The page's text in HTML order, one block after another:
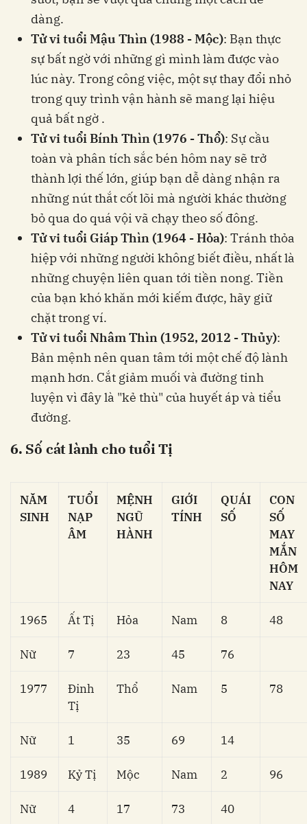
dàng.
Tử vi tuổi Mậu Thìn (1988 - Mộc): Bạn thực
sự bất ngờ với những gì mình làm được vào
lúc này. Trong công việc, một sự thay đổi nhỏ
trong quy trình vận hành sẽ mang lại hiệu
quả bất ngờ .
Tử vi tuổi Bính Thìn (1976 - Thổ): Sự cầu
toàn và phân tích sắc bén hôm nay sẽ trở
thành lợi thế lớn, giúp bạn dễ dàng nhận ra
những nút thắt cốt lõi mà người khác thường
bỏ qua do quá vội vã chạy theo số đông.
Tử vi tuổi Giáp Thìn (1964 - Hỏa): Tránh thỏa
hiệp với những người không biết điều, nhất là
những chuyện liên quan tới tiền nong. Tiền
của bạn khó khăn mới kiếm được, hãy giữ
chặt trong ví.
Tử vi tuổi Nhâm Thìn (1952, 2012 - Thủy):
Bản mệnh nên quan tâm tới một chế độ lành
mạnh hơn. Cắt giảm muối và đường tinh
luyện vì đây là "kẻ thù" của huyết áp và tiểu
đường.
6. Số cát lành cho tuổi Tị
NĂM
SINH
TUỔI
NẠP
ÂM
MỆNH
NGŨ
HÀNH
GIỚI
TÍNH
QUÁI
SỐ
CON
SỐ
MAY
MẮN
HÔM
NAY
1965 Ất Tị Hỏa Nam 8 48
Nữ 7 23 45 76
1977
Đinh
Tị
Thổ Nam 5 78
Nữ 1 35 69 14
1989 Kỷ Tị Mộc Nam 2 96
Nữ 4 17 73 40